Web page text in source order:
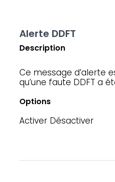
Alerte DDFT
Description
Ce message d’alerte
qu’une faute DDFT a
Options
Activer Désactiver